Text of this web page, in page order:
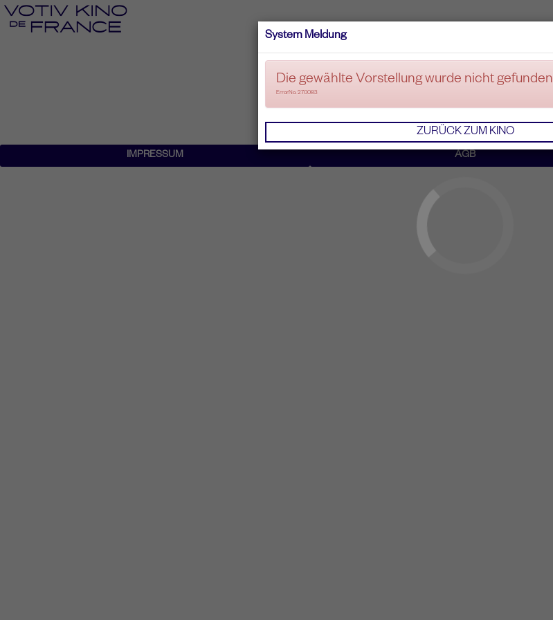
System Meldung
Die gewählte Vorstellung wurde nicht gefunden
ErrorNo. 270083
ZURÜCK ZUM KINO
IMPRESSUM AGB